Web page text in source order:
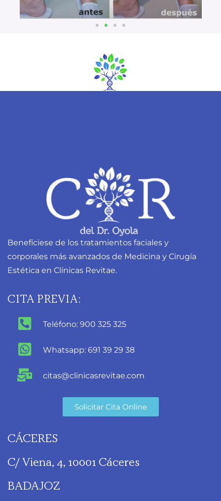
Benefíciese de los tratamientos faciales y
corporales más avanzados de Medicina y Cirugía
Estética en Clínicas Revitae.
CITA PREVIA:
Teléfono: 900 325 325
Whatsapp: 691 39 29 38
citas@clinicasrevitae.com
Solicitar Cita Online
CÁCERES
C/ Viena, 4, 10001 Cáceres
BADAJOZ